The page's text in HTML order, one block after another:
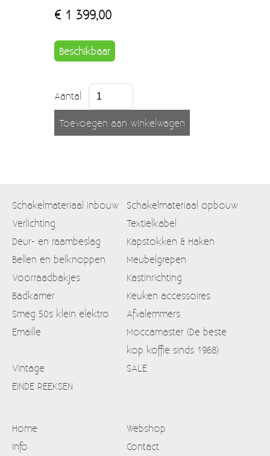
€ 1 399,00
Beschikbaar
Aantal
Schakelmateriaal inbouw
Schakelmateriaal opbouw
Verlichting
Textielkabel
Deur- en raambeslag
Kapstokken & Haken
Bellen en belknoppen
Meubelgrepen
Voorraadbakjes
Kastinrichting
Badkamer
Keuken accessoires
Smeg 50s klein elektro
Afvalemmers
Emaille
Moccamaster (De beste
kop koffie sinds 1968)
Vintage
SALE
EINDE REEKSEN
Home
Webshop
Info
Contact